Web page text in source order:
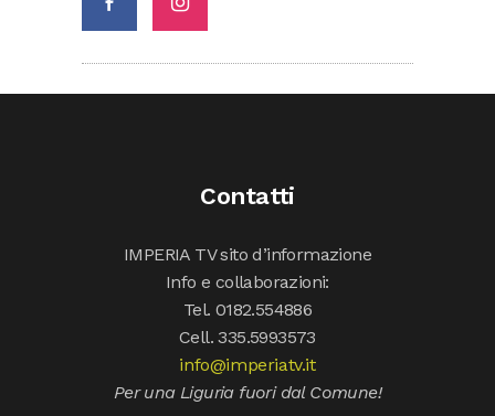
Contatti
IMPERIA TV sito d’informazione
Info e collaborazioni:
Tel. 0182.554886
Cell. 335.5993573
info@imperiatv.it
Per una Liguria fuori dal Comune!